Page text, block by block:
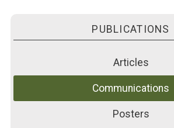
PUBLICATIONS
Articles
Communications
Posters